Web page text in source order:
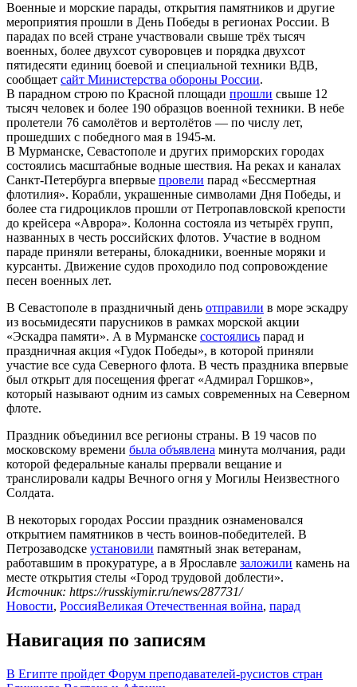
Военные и морские парады, открытия памятников и другие
мероприятия прошли в День Победы в регионах России. В
парадах по всей стране участвовали свыше трёх тысяч
военных, более двухсот суворовцев и порядка двухсот
пятидесяти единиц боевой и специальной техники ВДВ,
сообщает сайт Министерства обороны России.
В парадном строю по Красной площади прошли свыше 12
тысяч человек и более 190 образцов военной техники. В небе
пролетели 76 самолётов и вертолётов — по числу лет,
прошедших с победного мая в 1945-м.
В Мурманске, Севастополе и других приморских городах
состоялись масштабные водные шествия. На реках и каналах
Санкт-Петербурга впервые провели парад «Бессмертная
флотилия». Корабли, украшенные символами Дня Победы, и
более ста гидроциклов прошли от Петропавловской крепости
до крейсера «Аврора». Колонна состояла из четырёх групп,
названных в честь российских флотов. Участие в водном
параде приняли ветераны, блокадники, военные моряки и
курсанты. Движение судов проходило под сопровождение
песен военных лет.
В Севастополе в праздничный день отправили в море эскадру
из восьмидесяти парусников в рамках морской акции
«Эскадра памяти». А в Мурманске состоялись парад и
праздничная акция «Гудок Победы», в которой приняли
участие все суда Северного флота. В честь праздника впервые
был открыт для посещения фрегат «Адмирал Горшков»,
который называют одним из самых современных на Северном
флоте.
Праздник объединил все регионы страны. В 19 часов по
московскому времени была объявлена минута молчания, ради
которой федеральные каналы прервали вещание и
транслировали кадры Вечного огня у Могилы Неизвестного
Солдата.
В некоторых городах России праздник ознаменовался
открытием памятников в честь воинов-победителей. В
Петрозаводске установили памятный знак ветеранам,
работавшим в прокуратуре, а в Ярославле заложили камень на
месте открытия стелы «Город трудовой доблести».
Источник: https://russkiymir.ru/news/287731/
Новости, РоссияВеликая Отечественная война, парад
Навигация по записям
В Египте пройдет Форум преподавателей-русистов стран